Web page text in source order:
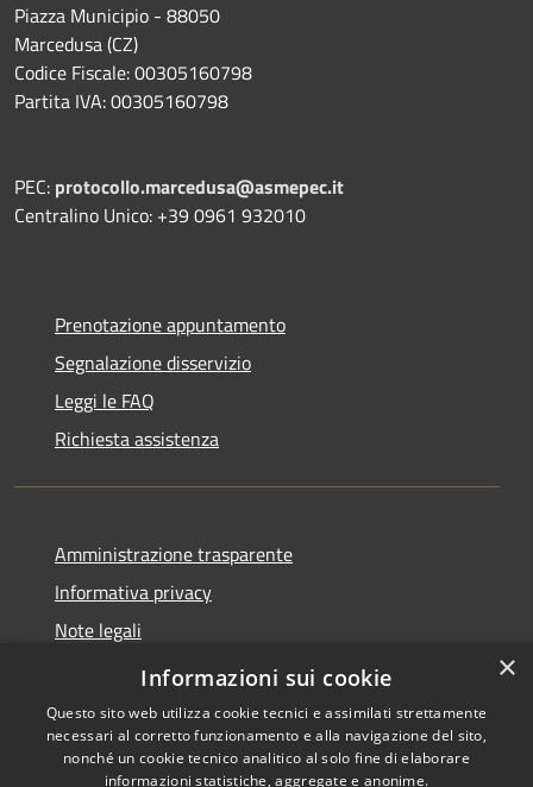
Piazza Municipio - 88050
Marcedusa (CZ)
Codice Fiscale: 00305160798
Partita IVA: 00305160798
PEC: protocollo.marcedusa@asmepec.it
Centralino Unico: +39 0961 932010
Prenotazione appuntamento
Segnalazione disservizio
Leggi le FAQ
Richiesta assistenza
Amministrazione trasparente
Informativa privacy
Note legali
Dichiarazione di accessibilità
×
Informazioni sui cookie
Questo sito web utilizza cookie tecnici e assimilati strettamente
necessari al corretto funzionamento e alla navigazione del sito,
nonché un cookie tecnico analitico al solo fine di elaborare
informazioni statistiche, aggregate e anonime.